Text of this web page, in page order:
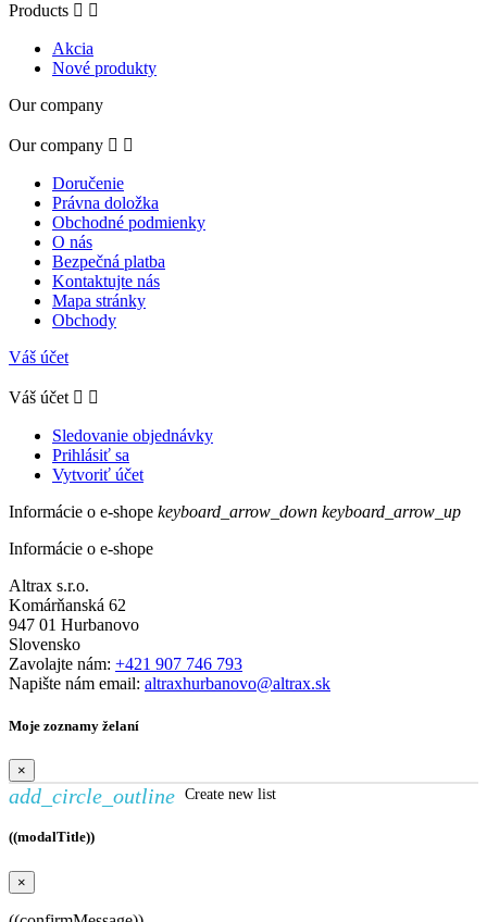
Products  
Akcia
Nové produkty
Our company
Our company  
Doručenie
Právna doložka
Obchodné podmienky
O nás
Bezpečná platba
Kontaktujte nás
Mapa stránky
Obchody
Váš účet
Váš účet  
Sledovanie objednávky
Prihlásiť sa
Vytvoriť účet
Informácie o e-shope keyboard_arrow_down keyboard_arrow_up
Informácie o e-shope
Altrax s.r.o.
Komárňanská 62
947 01 Hurbanovo
Slovensko
Zavolajte nám: +421 907 746 793
Napište nám email: altraxhurbanovo@altrax.sk
Moje zoznamy želaní
×
add_circle_outline Create new list
((modalTitle))
×